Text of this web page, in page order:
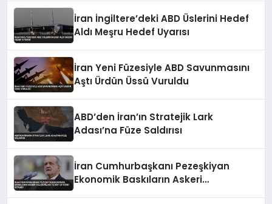
İran İngiltere’deki ABD Üslerini Hedef
Aldı Meşru Hedef Uyarısı
İran Yeni Füzesiyle ABD Savunmasını
Aştı Ürdün Üssü Vuruldu
ABD’den İran’ın Stratejik Lark
Adası’na Füze Saldırısı
İran Cumhurbaşkanı Pezeşkiyan
Ekonomik Baskıların Askeri